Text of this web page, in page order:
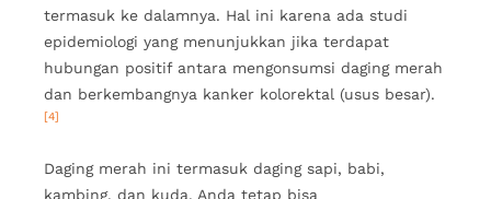
termasuk ke dalamnya. Hal ini karena ada studi
epidemiologi yang menunjukkan jika terdapat
hubungan positif antara mengonsumsi daging merah
dan berkembangnya kanker kolorektal (usus besar).
[4]
Daging merah ini termasuk daging sapi, babi,
kambing, dan kuda. Anda tetap bisa